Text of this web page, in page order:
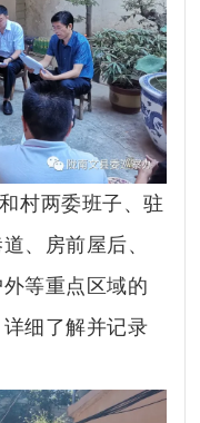
村两委班子、驻
、房前屋后、
等重点区域的
细了解并记录